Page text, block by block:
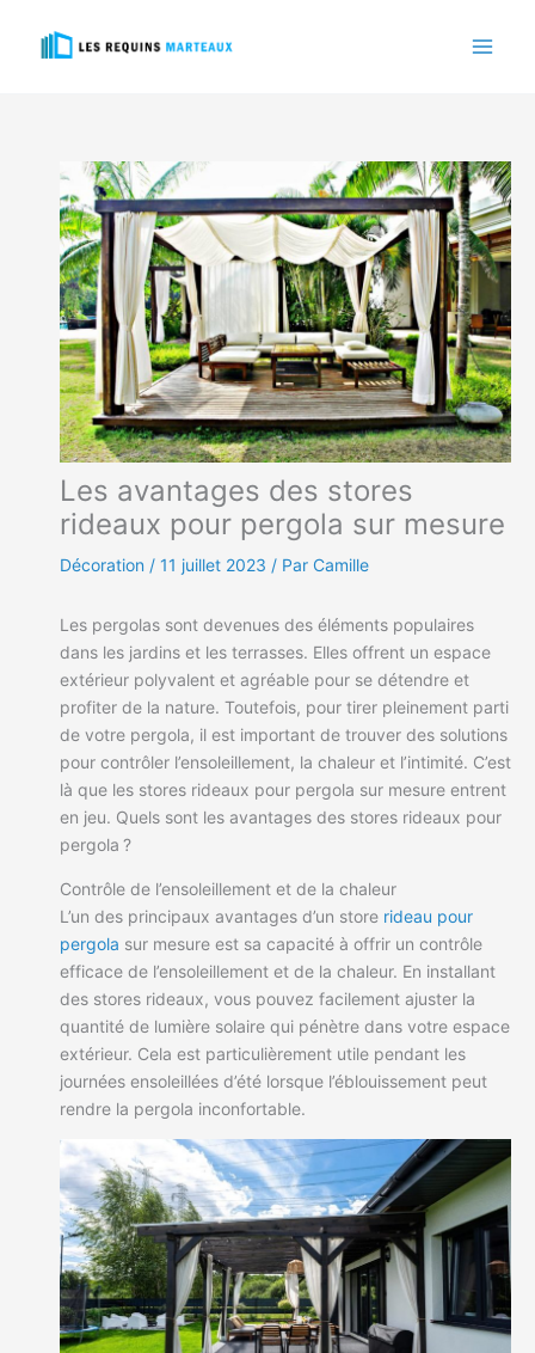
Les avantages des stores
rideaux pour pergola sur mesure
Décoration / 11 juillet 2023 / Par Camille
Les pergolas sont devenues des éléments populaires
dans les jardins et les terrasses. Elles offrent un espace
extérieur polyvalent et agréable pour se détendre et
profiter de la nature. Toutefois, pour tirer pleinement parti
de votre pergola, il est important de trouver des solutions
pour contrôler l’ensoleillement, la chaleur et l’intimité. C’est
là que les stores rideaux pour pergola sur mesure entrent
en jeu. Quels sont les avantages des stores rideaux pour
pergola ?
Contrôle de l’ensoleillement et de la chaleur
L’un des principaux avantages d’un store rideau pour
pergola sur mesure est sa capacité à offrir un contrôle
efficace de l’ensoleillement et de la chaleur. En installant
des stores rideaux, vous pouvez facilement ajuster la
quantité de lumière solaire qui pénètre dans votre espace
extérieur. Cela est particulièrement utile pendant les
journées ensoleillées d’été lorsque l’éblouissement peut
rendre la pergola inconfortable.